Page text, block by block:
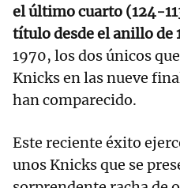
el último cuarto (124-
título desde el anillo de
1970, los dos únicos
Knicks en las nueve
han comparecido.
Este reciente éxito
unos Knicks que se